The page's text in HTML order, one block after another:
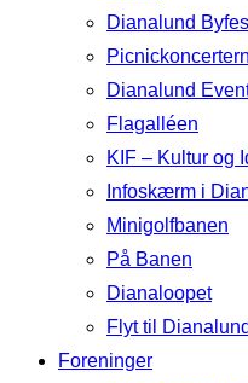
Dianalund
Dianalund
Flagalléen
KIF – Kultur og
Infoskærm i
Minigolfbanen
På Banen
Dianaloopet
Flyt til Dianalund
Foreninger